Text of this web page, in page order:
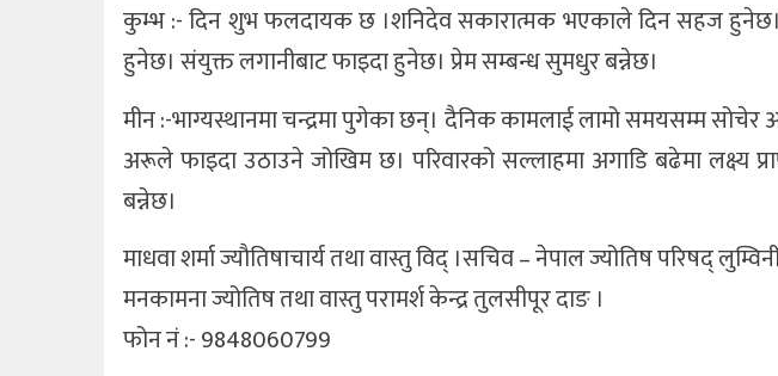
कुम्भ :- दिन शुभ फलदायक छ ।शनिदेव सकारात्मक भएकाले दिन सहज
हुनेछ। संयुक्त लगानीबाट फाइदा हुनेछ। प्रेम सम्बन्ध सुमधुर बन्नेछ।
मीन :-भाग्यस्थानमा चन्द्रमा पुगेका छन्। दैनिक कामलाई लामो समयसम्म सोचेर
अरूले फाइदा उठाउने जोखिम छ। परिवारको सल्लाहमा अगाडि बढेमा लक्ष्य
बन्नेछ।
माधवा शर्मा ज्यौतिषाचार्य तथा वास्तु विद् ।सचिव – नेपाल ज्योतिष परिषद्
मनकामना ज्योतिष तथा वास्तु परामर्श केन्द्र तुलसीपूर दाङ ।
फोन नं :- 9848060799